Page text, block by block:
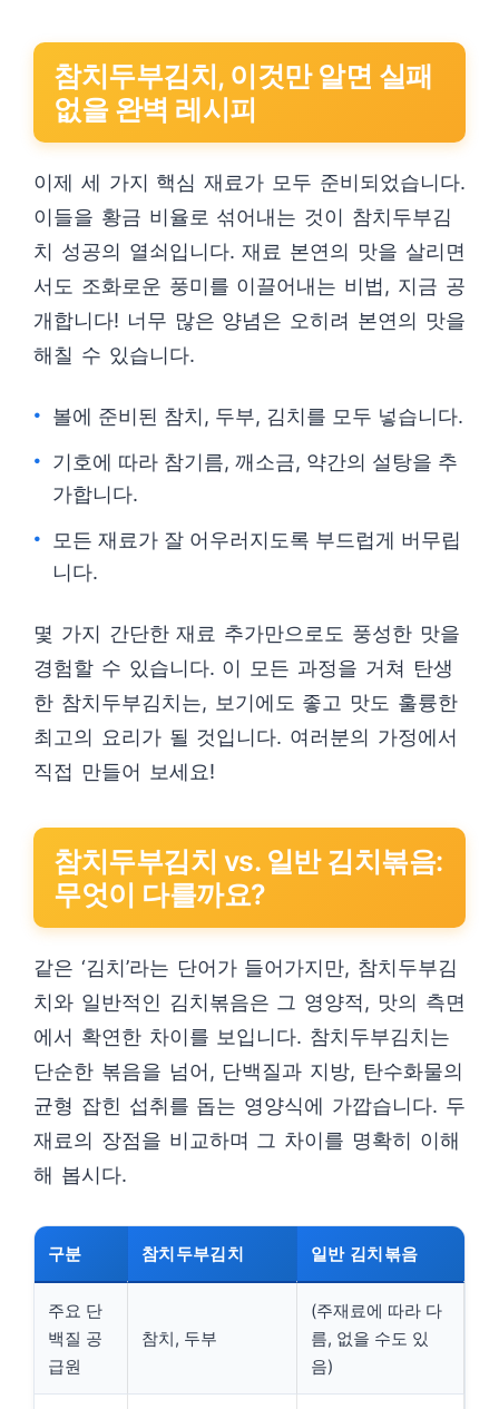
참치두부김치, 이것만 알면 실패
없을 완벽 레시피
이제 세 가지 핵심 재료가 모두 준비되었습니다.
이들을 황금 비율로 섞어내는 것이 참치두부김
치 성공의 열쇠입니다. 재료 본연의 맛을 살리면
서도 조화로운 풍미를 이끌어내는 비법, 지금 공
개합니다! 너무 많은 양념은 오히려 본연의 맛을
해칠 수 있습니다.
볼에 준비된 참치, 두부, 김치를 모두 넣습니다.
기호에 따라 참기름, 깨소금, 약간의 설탕을 추
가합니다.
모든 재료가 잘 어우러지도록 부드럽게 버무립
니다.
몇 가지 간단한 재료 추가만으로도 풍성한 맛을
경험할 수 있습니다. 이 모든 과정을 거쳐 탄생
한 참치두부김치는, 보기에도 좋고 맛도 훌륭한
최고의 요리가 될 것입니다. 여러분의 가정에서
직접 만들어 보세요!
참치두부김치 vs. 일반 김치볶음:
무엇이 다를까요?
같은 ‘김치’라는 단어가 들어가지만, 참치두부김
치와 일반적인 김치볶음은 그 영양적, 맛의 측면
에서 확연한 차이를 보입니다. 참치두부김치는
단순한 볶음을 넘어, 단백질과 지방, 탄수화물의
균형 잡힌 섭취를 돕는 영양식에 가깝습니다. 두
재료의 장점을 비교하며 그 차이를 명확히 이해
해 봅시다.
구분 참치두부김치 일반 김치볶음
주요 단
백질 공
급원
참치, 두부
(주재료에 따라 다
름, 없을 수도 있
음)